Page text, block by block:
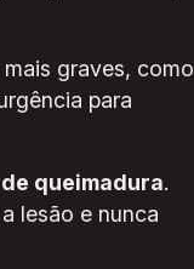
graves, como
para
queimadura.
lesão e nunca